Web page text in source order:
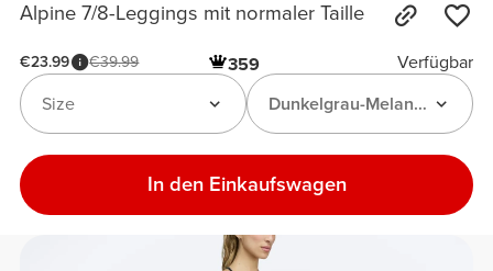
Alpine 7/8-Leggings mit normaler Taille
€23.99 €39.99 359
Verfügbar
Dunkelgrau-Melange
Size
In den Einkaufswagen